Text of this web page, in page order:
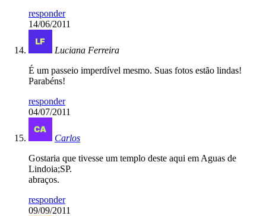
responder
14/06/2011
Luciana Ferreira
É um passeio imperdível mesmo. Suas fotos estão lindas!
Parabéns!
responder
04/07/2011
Carlos
Gostaria que tivesse um templo deste aqui em Aguas de
Lindoia;SP.
abraços.
responder
09/09/2011